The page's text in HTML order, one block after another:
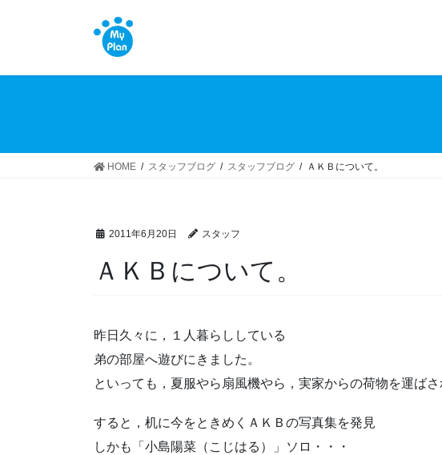
HOME スタッフブログ スタッフブログ ＡＫＢについて。
2011年6月20日 スタッフ
ＡＫＢについて。
昨日久々に，１人暮らししている
弟の部屋へ遊びにきました。
といっても，夏服やら扇風機やら，実家からの荷物を運ばさ
すると，机に今をときめくＡＫＢの写真集を発見
しかも「小島陽菜（こじはる）」ソロ・・・